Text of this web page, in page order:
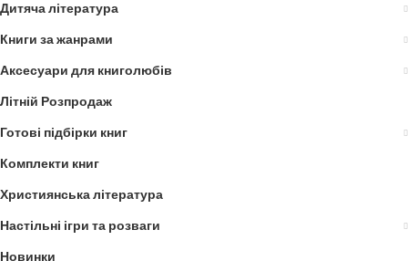
Дитяча література
Книги за жанрами
Аксесуари для книголюбів
Літній Розпродаж
Готові підбірки книг
Комплекти книг
Християнська література
Настільні ігри та розваги
Новинки